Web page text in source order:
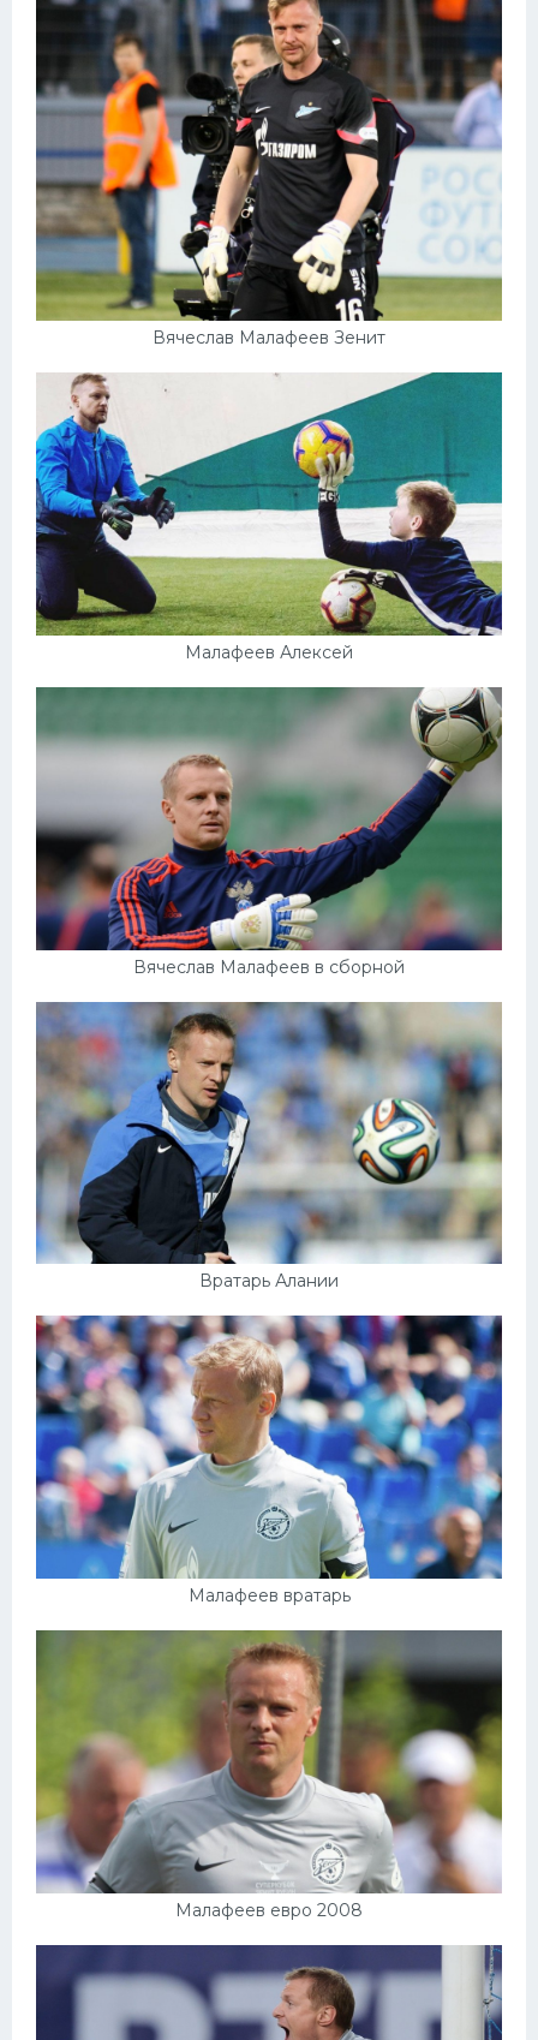
Вячеслав Малафеев Зенит
Малафеев Алексей
Вячеслав Малафеев в сборной
Вратарь Алании
Малафеев вратарь
Малафеев евро 2008